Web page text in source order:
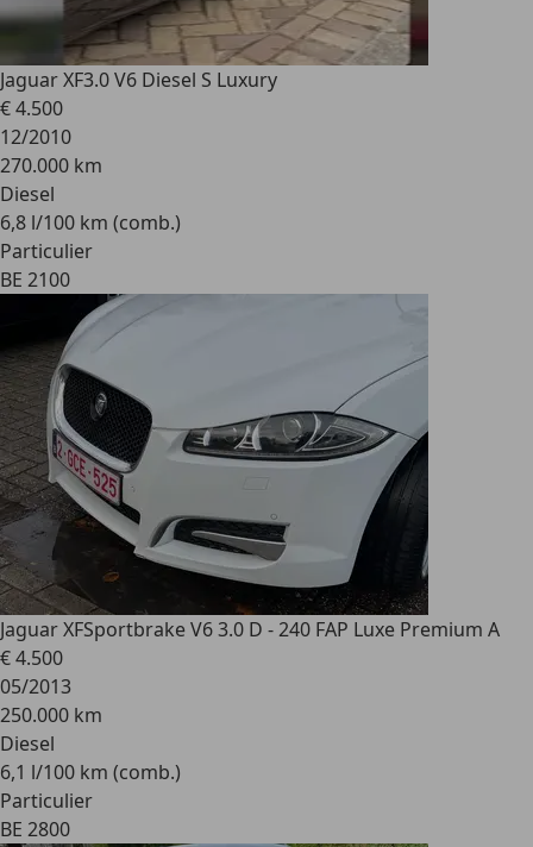
Jaguar XF3.0 V6 Diesel S Luxury
€ 4.500
12/2010
270.000 km
Diesel
6,8 l/100 km (comb.)
Particulier
BE 2100
Jaguar XFSportbrake V6 3.0 D - 240 FAP Luxe Premium A
€ 4.500
05/2013
250.000 km
Diesel
6,1 l/100 km (comb.)
Particulier
BE 2800